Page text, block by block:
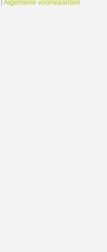
Algemene voorwaarden